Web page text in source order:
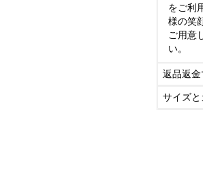
をご利
様の笑
ご用意
い。
返品返金
サイズと